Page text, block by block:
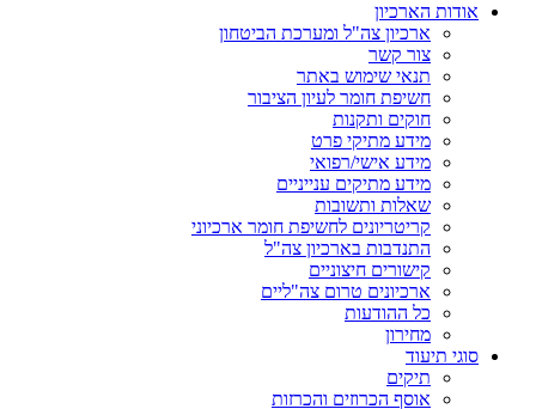
אודות הארכיון
ארכיון צה"ל ומערכת הביטחון
צור קשר
תנאי שימוש באתר
חשיפת חומר לעיון הציבור
חוקים ותקנות
מידע מתיקי פרט
מידע אישי/רפואי
מידע מתיקים ענייניים
שאלות ותשובות
קריטריונים לחשיפת חומר ארכיוני
התנדבות בארכיון צה"ל
קישורים חיצוניים
ארכיונים טרום צה"ליים
כל ההודעות
מחירון
סוגי תיעוד
תיקים
אוסף הכרוזים והכרזות